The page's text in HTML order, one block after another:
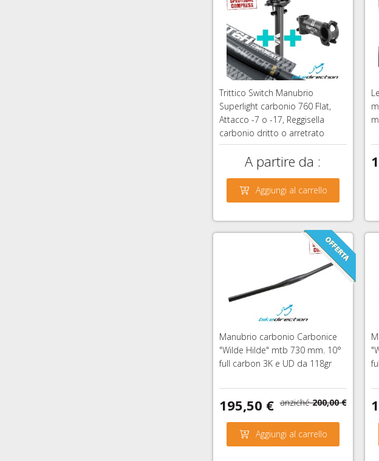
Trittico Switch Manubrio
Superlight carbonio 760 Flat,
Attacco -7 o -17, Reggisella
carbonio dritto o arretrato
OFFERTA!
A partire da :
279,50 €
Aggiungi al carrello
Manubrio carbonio Carbonice
"Wilde Hilde" mtb 730 mm. 10°
full carbon 3K e UD da 118gr
195,50 € anziché 200,00 €
Aggiungi al carrello